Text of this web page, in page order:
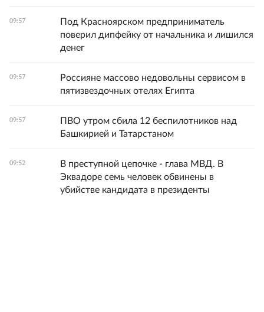
09:57
Под Красноярском предприниматель
поверил дипфейку от начальника и лишился
денег
09:57
Россияне массово недовольны сервисом в
пятизвездочных отелях Египта
09:57
ПВО утром сбила 12 беспилотников над
Башкирией и Татарстаном
09:52
В преступной цепочке - глава МВД. В
Эквадоре семь человек обвинены в
убийстве кандидата в президенты